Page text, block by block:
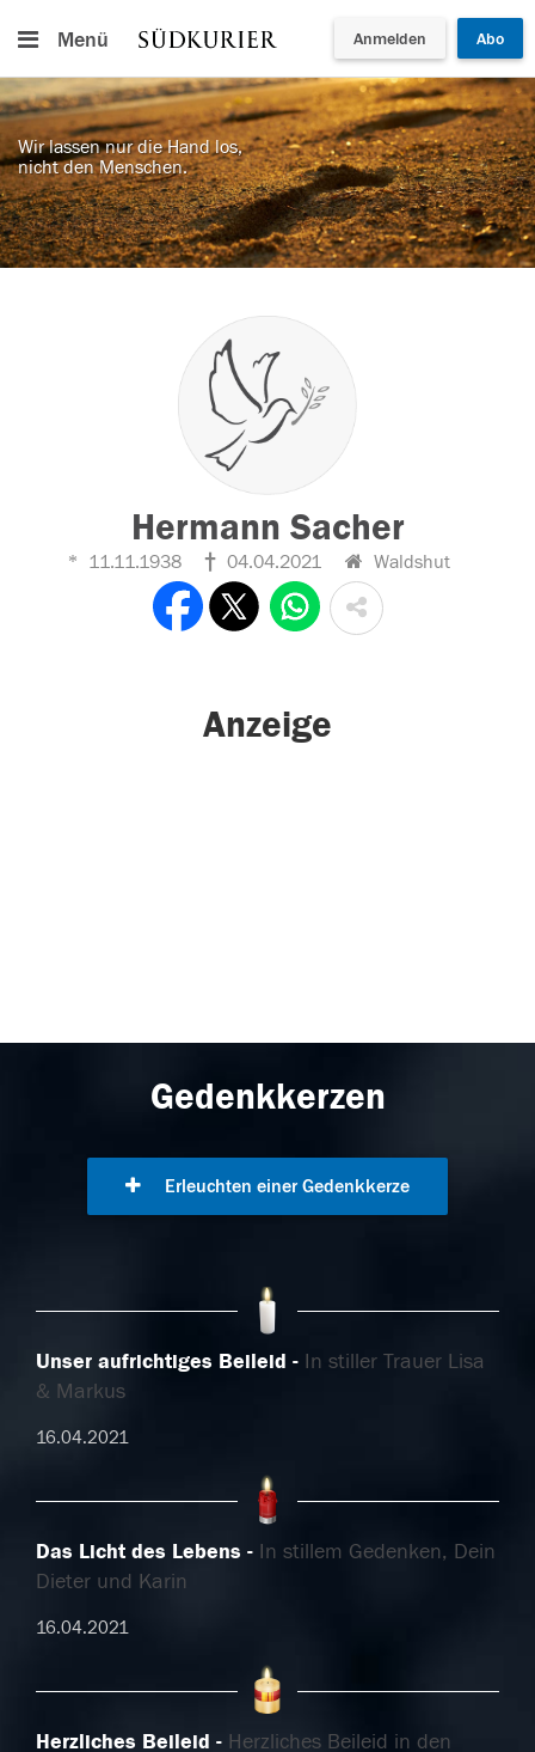
Menü Anmelden Abo
Wir lassen nur die Hand los,
nicht den Menschen.
Hermann Sacher
11.11.1938 04.04.2021 Waldshut
Anzeige
Gedenkkerzen
Erleuchten einer Gedenkkerze
Unser aufrichtiges Beileid
In stiller Trauer Lisa
& Markus
16.04.2021
Das Licht des Lebens
In stillem Gedenken, Dein
Dieter und Karin
16.04.2021
Herzliches Beileid
Herzliches Beileid in den